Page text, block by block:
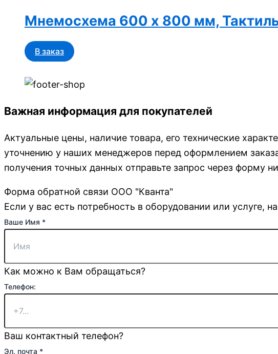
Мнемосхема 600 x 800 мм,
В заказ
Важная информация для покупателей
Актуальные цены, наличие товара, его технические
уточнению у наших менеджеров перед оформлением
получения точных данных отправьте запрос через форму
Форма обратной связи ООО "Кванта"
Если у вас есть потребность в оборудовании или
Ваше Имя *
Как можно к Вам обращаться?
Телефон:
Ваш контактный телефон?
Эл. почта *